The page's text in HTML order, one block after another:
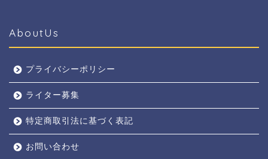
AboutUs
プライバシーポリシー
ライター募集
特定商取引法に基づく表記
お問い合わせ